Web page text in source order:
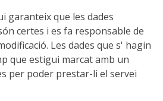
garanteix que les dades
certes i es fa responsable de
Les dades que s' hagin
que estigui marcat amb un
per poder prestar-li el servei